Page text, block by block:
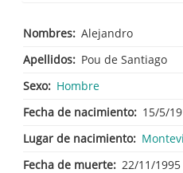
Nombres Alejandro
Apellidos
Pou de Santiago
Sexo
Hombre
Fecha de nacimiento
15/5/
Lugar de nacimiento
Fecha de muerte
22/11/1995